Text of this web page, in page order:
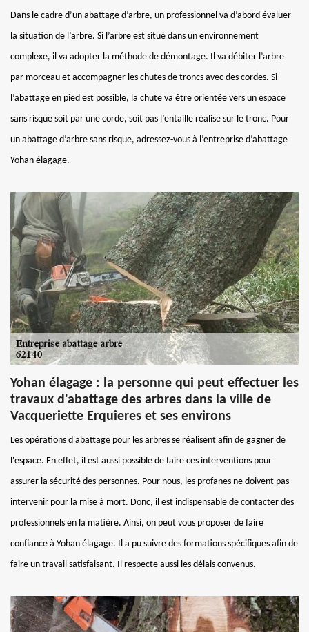
Dans le cadre d’un abattage d’arbre, un professionnel va d’abord évaluer
la situation de l’arbre. Si l’arbre est situé dans un environnement
complexe, il va adopter la méthode de démontage. Il va débiter l’arbre
par morceau et accompagner les chutes de troncs avec des cordes. Si
l’abattage en pied est possible, la chute va être orientée vers un espace
sans risque soit par une corde, soit pas l’entaille réalise sur le tronc. Pour
un abattage d’arbre sans risque, adressez-vous à l’entreprise d’abattage
Yohan élagage.
Yohan élagage : la personne qui peut effectuer les
travaux d'abattage des arbres dans la ville de
Vacqueriette Erquieres et ses environs
Les opérations d'abattage pour les arbres se réalisent afin de gagner de
l'espace. En effet, il est aussi possible de faire ces interventions pour
assurer la sécurité des personnes. Pour nous, les profanes ne doivent pas
intervenir pour la mise à mort. Donc, il est indispensable de contacter des
professionnels en la matière. Ainsi, on peut vous proposer de faire
confiance à Yohan élagage. Il a pu suivre des formations spécifiques afin de
faire un travail satisfaisant. Il respecte aussi les délais convenus.